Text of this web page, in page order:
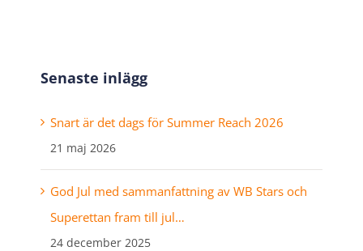
Senaste inlägg
Snart är det dags för Summer Reach 2026
21 maj 2026
God Jul med sammanfattning av WB Stars och
Superettan fram till jul…
24 december 2025